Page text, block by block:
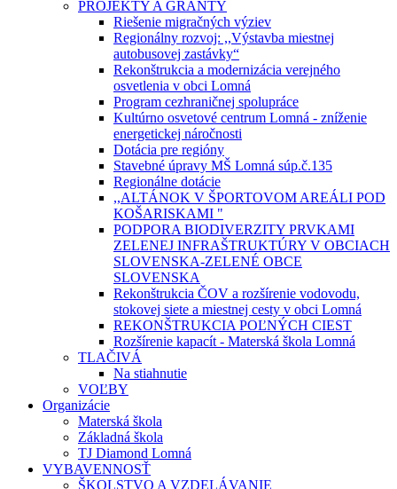
PROJEKTY A GRANTY
Riešenie migračných výziev
Regionálny rozvoj: ,,Výstavba miestnej
autobusovej zastávky“
Rekonštrukcia a modernizácia verejného
osvetlenia v obci Lomná
Program cezhraničnej spolupráce
Kultúrno osvetové centrum Lomná - zníženie
energetickej náročnosti
Dotácia pre regióny
Stavebné úpravy MŠ Lomná súp.č.135
Regionálne dotácie
,,ALTÁNOK V ŠPORTOVOM AREÁLI POD
KOŠARISKAMI "
PODPORA BIODIVERZITY PRVKAMI
ZELENEJ INFRAŠTRUKTÚRY V OBCIACH
SLOVENSKA-ZELENÉ OBCE
SLOVENSKA
Rekonštrukcia ČOV a rozšírenie vodovodu,
stokovej siete a miestnej cesty v obci Lomná
REKONŠTRUKCIA POĽNÝCH CIEST
Rozšírenie kapacít - Materská škola Lomná
TLAČIVÁ
Na stiahnutie
VOĽBY
Organizácie
Materská škola
Základná škola
TJ Diamond Lomná
VYBAVENNOSŤ
ŠKOLSTVO A VZDELÁVANIE